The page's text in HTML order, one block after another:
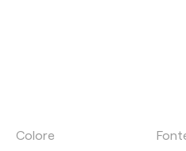
Colore